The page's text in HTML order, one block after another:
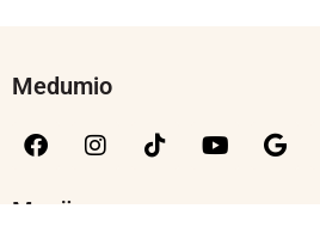
Medumio
Menü